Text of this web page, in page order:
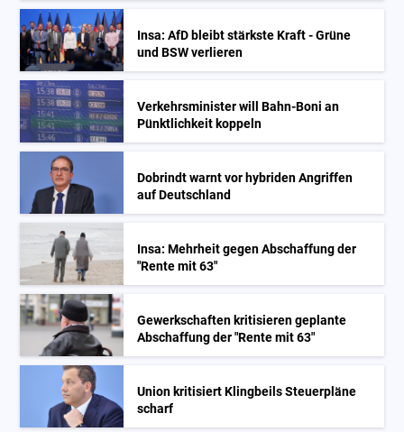
Insa: AfD bleibt stärkste Kraft - Grüne
und BSW verlieren
Verkehrsminister will Bahn-Boni an
Pünktlichkeit koppeln
Dobrindt warnt vor hybriden Angriffen
auf Deutschland
Insa: Mehrheit gegen Abschaffung der
"Rente mit 63"
Gewerkschaften kritisieren geplante
Abschaffung der "Rente mit 63"
Union kritisiert Klingbeils Steuerpläne
scharf